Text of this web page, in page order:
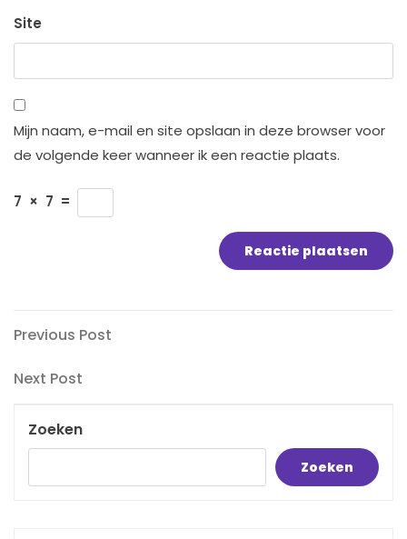
Site
Mijn naam, e-mail en site opslaan in deze browser voor
de volgende keer wanneer ik een reactie plaats.
7 × 7 =
Bericht
navigatie
Previous
Previous Post
Next
Next Post
Zoeken
Zoeken